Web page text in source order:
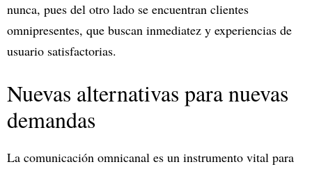
nunca, pues del otro lado se encuentran clientes
omnipresentes, que buscan inmediatez y experiencias de
usuario satisfactorias.
Nuevas alternativas para nuevas
demandas
La comunicación omnicanal es un instrumento vital para